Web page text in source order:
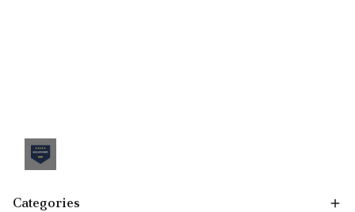
Categories